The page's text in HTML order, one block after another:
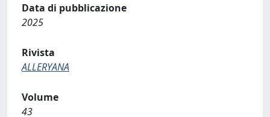
Data di pubblicazione
2025
Rivista
ALLERYANA
Volume
43